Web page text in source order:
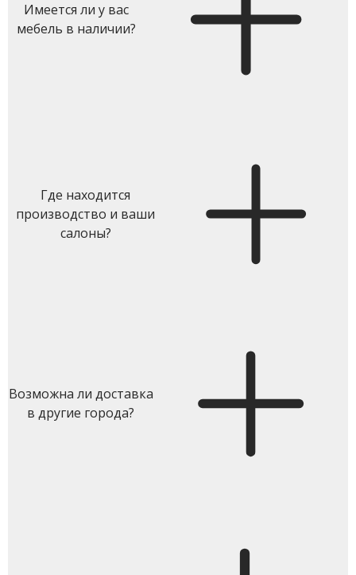
Имеется ли у вас
мебель в наличии?
Где находится
производство и ваши
салоны?
Возможна ли доставка
в другие города?